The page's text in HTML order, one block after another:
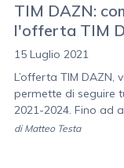
TIM DAZN:
l'offerta TIM
15 Luglio 2021
L’offerta TIM
permette di seguire
2021-2024. Fino ad
di Matteo Testa